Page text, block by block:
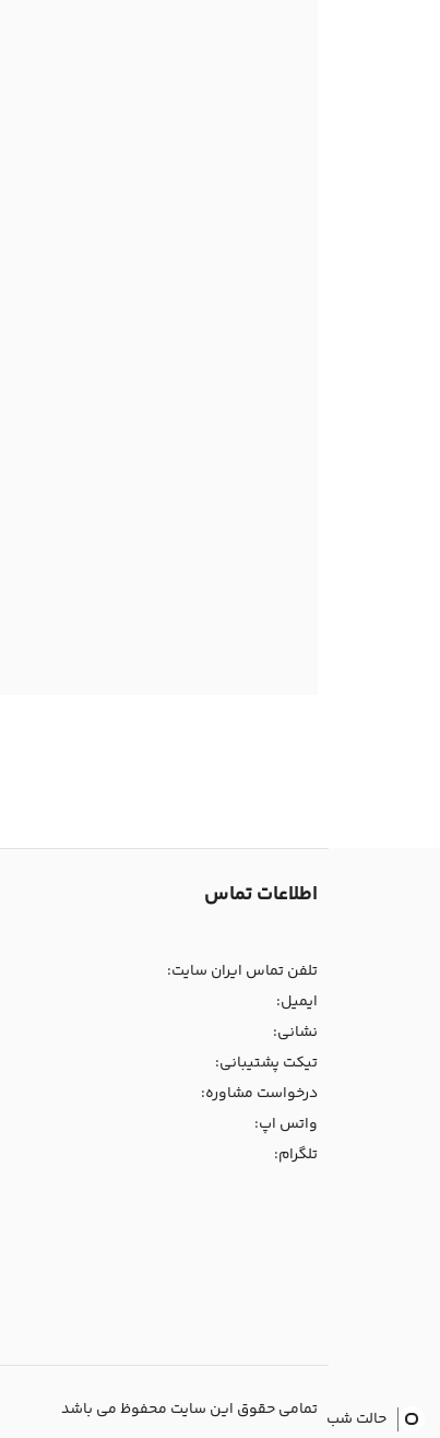
اطلاعات تماس
تلفن تماس ایران سایت:
ایمیل:
نشانی:
تیکت پشتیبانی:
درخواست مشاوره:
واتس اپ:
تلگرام:
تمامی حقوق این سایت محفوظ می باشد